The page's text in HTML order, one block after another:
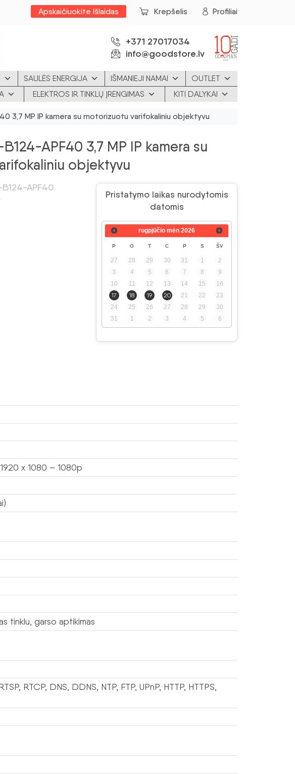
Apskaičiuokite Išlaidas Krepšelis Profiliai
+371 27017034
info@goodstore.lv
SAULĖS ENERGIJA IŠMANIEJI NAMAI
OUTLET
ELEKTROS IR TINKLŲ ĮRENGIMAS KITI DALYKAI
3,7 MP IP kamera su motorizuotu varifokaliniu objektyvu
APF40 3,7 MP IP kamera su
objektyvu
APF40
Pristatymo laikas nurodytomis
datomis
rugpjūčio mėn 2026
P O T C P S ŠV
27 28 29 30 31 1
2
3
4 5 6 7 8
9
10
11 12 13 14 15
16
17
18 19 20 21 22
23
24
25 26 27 28 29
30
31
1 2 3 4 5 6
x 1080 – 1080p
tinklu, garso aptikimas
RTCP, DNS, DDNS, NTP, FTP, UPnP, HTTP, HTTPS,